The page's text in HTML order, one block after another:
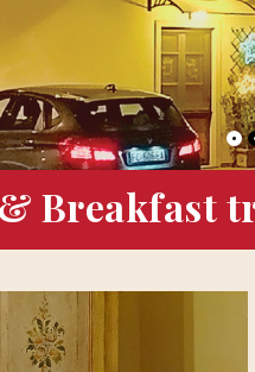
Breakfast